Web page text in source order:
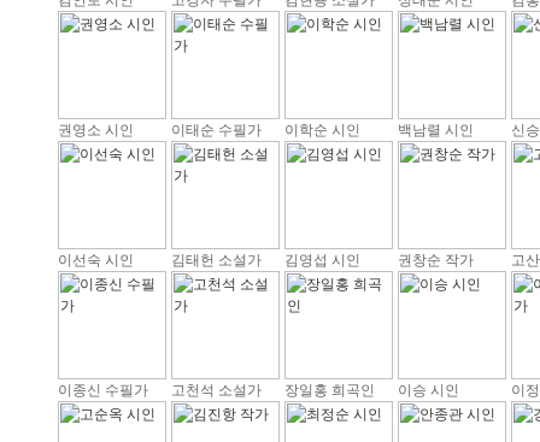
권영소 시인 이태순 수필가 이학순 시인 백남렬 시인 신
이선숙 시인 김태헌 소설가 김영섭 시인 권창순 작가 고
이종신 수필가 고천석 소설가 장일홍 희곡인 이승 시인 이